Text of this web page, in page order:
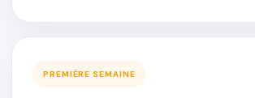
PREMIÈRE SEMAINE